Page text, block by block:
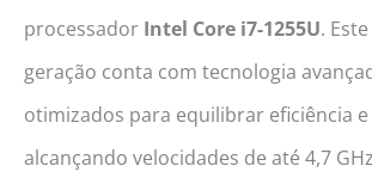
processador Intel Core i7-1255U.
geração conta com tecnologia
otimizados para equilibrar eficiência
alcançando velocidades de até 4,7